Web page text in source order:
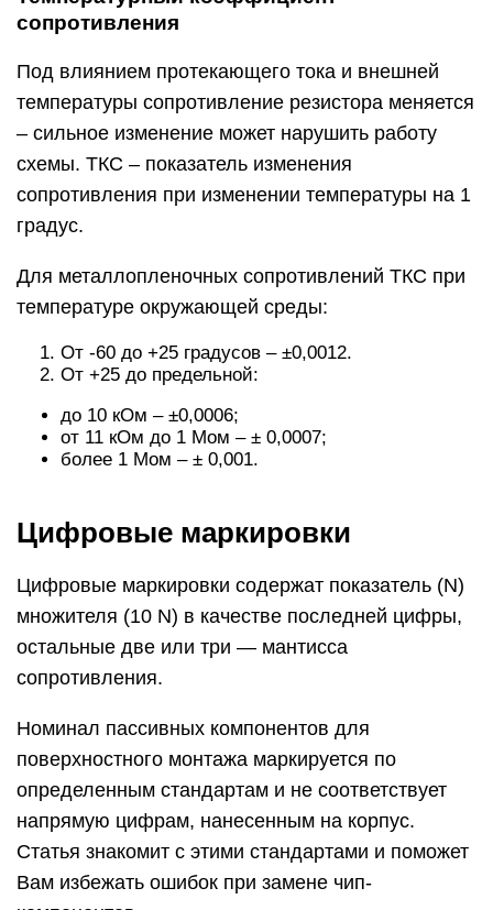
сопротивления
Под влиянием протекающего тока и внешней
температуры сопротивление резистора меняется
– сильное изменение может нарушить работу
схемы. ТКС – показатель изменения
сопротивления при изменении температуры на 1
градус.
Для металлопленочных сопротивлений ТКС при
температуре окружающей среды:
От -60 до +25 градусов – ±0,0012.
От +25 до предельной:
до 10 кОм – ±0,0006;
от 11 кОм до 1 Мом – ± 0,0007;
более 1 Мом – ± 0,001.
Цифровые маркировки
Цифровые маркировки содержат показатель (N)
множителя (10 N) в качестве последней цифры,
остальные две или три — мантисса
сопротивления.
Номинал пассивных компонентов для
поверхностного монтажа маркируется по
определенным стандартам и не соответствует
напрямую цифрам, нанесенным на корпус.
Статья знакомит с этими стандартами и поможет
Вам избежать ошибок при замене чип-